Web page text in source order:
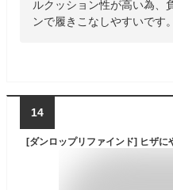
ルクッション性が高い為、
ンで履きこなしやすいです。
14